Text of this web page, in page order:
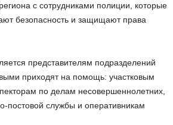
с сотрудниками полиции, которые
безопасность и защищают права
представителям подразделений
приходят на помощь: участковым
по делам несовершеннолетних,
постовой службы и оперативникам